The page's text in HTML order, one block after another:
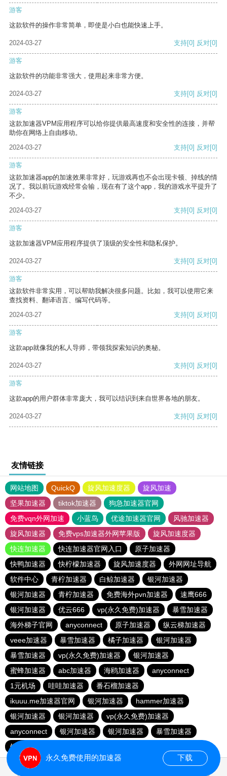
游客
这款软件的操作非常简单，即使是小白也能快速上手。
2024-03-27 支持[0] 反对[0]
游客
这款软件的功能非常强大，使用起来非常方便。
2024-03-27 支持[0] 反对[0]
游客
这款加速器VPM应用程序可以给你提供最高速度和安全性的连接，并帮
助你在网络上自由移动。
2024-03-27
支持[0] 反对[0]
游客
这款加速器app的加速效果非常好，玩游戏再也不会出现卡顿、掉线的情
况了。我以前玩游戏经常会输，现在有了这个app，我的游戏水平提升了
不少。
2024-03-27
支持[0] 反对[0]
游客
这款加速器VPM应用程序提供了顶级的安全性和隐私保护。
2024-03-27 支持[0] 反对[0]
游客
这款软件非常实用，可以帮助我解决很多问题。比如，我可以使用它来
查找资料、翻译语言、编写代码等。
2024-03-27
支持[0] 反对[0]
游客
这款app就像我的私人导师，带领我探索知识的奥秘。
2024-03-27 支持[0] 反对[0]
游客
这款app的用户群体非常庞大，我可以结识到来自世界各地的朋友。
2024-03-27 支持[0] 反对[0]
友情链接
网站地图 QuickQ 旋风加速度器
旋风加速
坚果加速器
tiktok加速器
狗急加速器官网
免费vqn外网加速
小蓝鸟 优途加速器官网
风驰加速器
旋风加速器
免费vps加速器外网苹果版
旋风加速度器
快连加速器
快连加速器官网入口
原子加速器
快鸭加速器
快柠檬加速器 旋风加速度器
外网网址导航
软件中心
青柠加速器 白鲸加速器
银河加速器
银河加速器
青柠加速器 免费海外pvn加速器
速鹰666
银河加速器
优云666 vp(永久免费)加速器
暴雪加速器
海外梯子官网
anyconnect 原子加速器
纵云梯加速器
veee加速器
暴雪加速器 橘子加速器
银河加速器
暴雪加速器
vp(永久免费)加速器
银河加速器
蜜蜂加速器
abc加速器 海鸥加速器
anyconnect
1元机场
哇哇加速器
番石榴加速器
ikuuu.me加速器官网
银河加速器
hammer加速器
银河加速器
银河加速器
vp(永久免费)加速器
anyconnect
银河加速器 银河加速器
暴雪加速器
银河加速器
永久免费使用的加速器 下载